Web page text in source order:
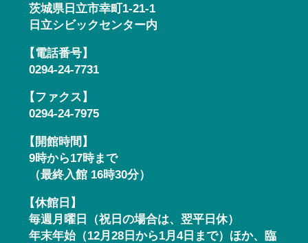
茨城県日立市幸町1-21-1
日立シビックセンター内
【電話番号】
0294-24-7731
【ファクス】
0294-24-7975
【開館時間】
9時から17時まで
（最終入館 16時30分）
【休館日】
毎週月曜日（祝日の場合は、翌平日休）
年末年始（12月28日から1月4日まで）ほか、臨